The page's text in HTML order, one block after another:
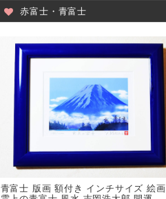
赤富士・青富士
青富士 版画 額付き インチサイズ 絵画